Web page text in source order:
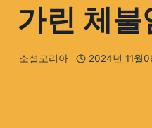
가린 체불
소셜코리아 2024년 11월